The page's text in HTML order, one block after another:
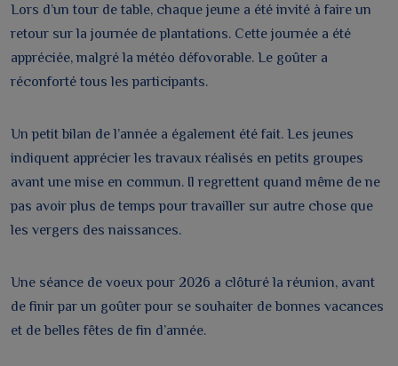
Lors d’un tour de table, chaque jeune a été invité à faire un
retour sur la journée de plantations. Cette journée a été
appréciée, malgré la météo défovorable. Le goûter a
réconforté tous les participants.
Un petit bilan de l’année a également été fait. Les jeunes
indiquent apprécier les travaux réalisés en petits groupes
avant une mise en commun. Il regrettent quand même de ne
pas avoir plus de temps pour travailler sur autre chose que
les vergers des naissances.
Une séance de voeux pour 2026 a clôturé la réunion, avant
de finir par un goûter pour se souhaiter de bonnes vacances
et de belles fêtes de fin d’année.